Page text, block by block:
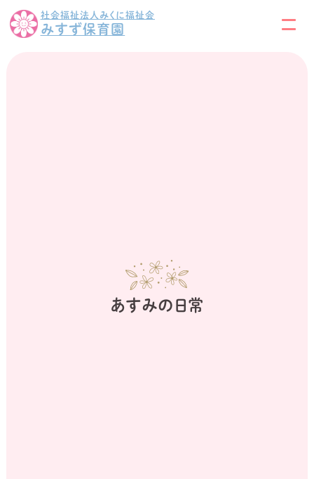
社会福祉法人みくに福祉会
みすず保育園
あすみの日常